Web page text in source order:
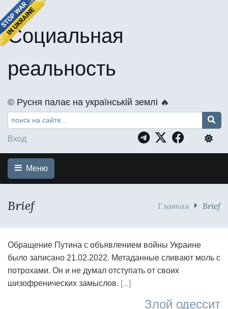
Социальная
реальность
©️ Русня палає на українській землі 🔥
Вход
Меню
Brief Главная Brief
Обращение Путина с объявлением войны Украине
было записано 21.02.2022. Метаданные сливают моль с
потрохами. Он и не думал отступать от своих
шизофренических замыслов. [...]
Злой одессит